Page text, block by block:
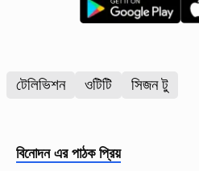
টেলিভিশন ওটিটি সিজন টু
বিনোদন এর পাঠক প্রিয়